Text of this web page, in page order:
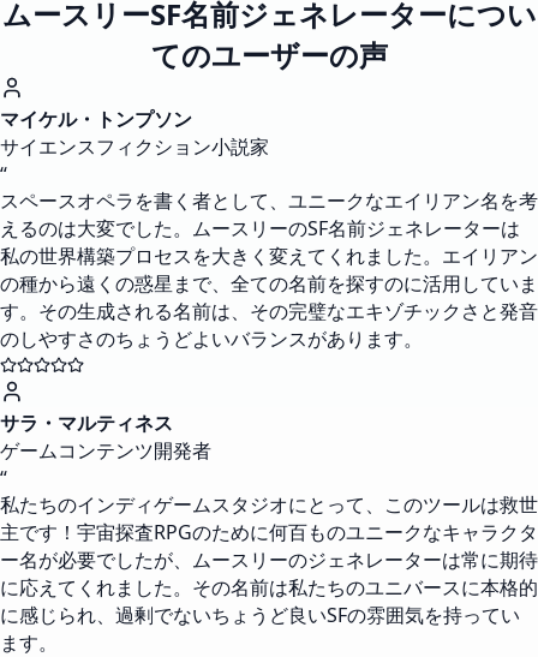
ムースリーSF名前ジェネレーターについ
てのユーザーの声
マイケル・トンプソン
サイエンスフィクション小説家
“
スペースオペラを書く者として、ユニークなエイリアン名を考
えるのは大変でした。ムースリーのSF名前ジェネレーターは
私の世界構築プロセスを大きく変えてくれました。エイリアン
の種から遠くの惑星まで、全ての名前を探すのに活用していま
す。その生成される名前は、その完璧なエキゾチックさと発音
のしやすさのちょうどよいバランスがあります。
サラ・マルティネス
ゲームコンテンツ開発者
“
私たちのインディゲームスタジオにとって、このツールは救世
主です！宇宙探査RPGのために何百ものユニークなキャラクタ
ー名が必要でしたが、ムースリーのジェネレーターは常に期待
に応えてくれました。その名前は私たちのユニバースに本格的
に感じられ、過剰でないちょうど良いSFの雰囲気を持ってい
ます。